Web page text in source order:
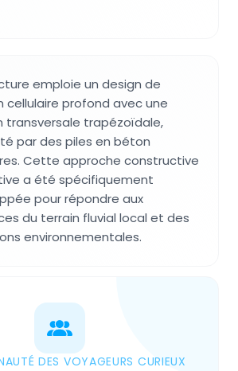
emploie un design de
cellulaire profond avec une
transversale trapézoïdale,
par des piles en béton
Cette approche constructive
a été spécifiquement
pour répondre aux
du terrain fluvial local et des
environnementales.
DES VOYAGEURS CURIEUX